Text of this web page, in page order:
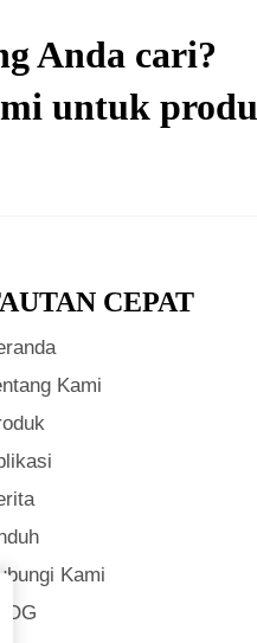
Anda cari?
untuk
CEPAT
Kami
Kami